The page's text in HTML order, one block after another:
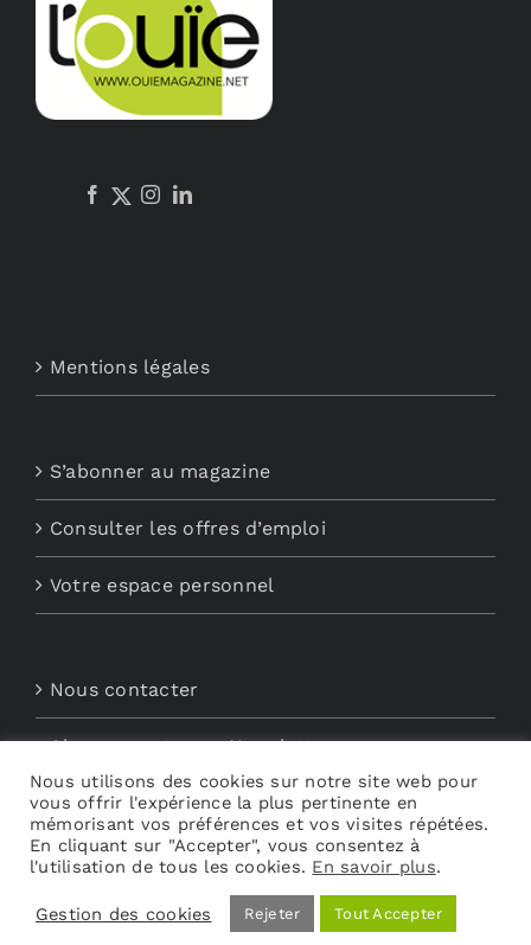
Mentions légales
S’abonner au magazine
Consulter les offres d’emploi
Votre espace personnel
Nous contacter
Abonnements aux Newsletters
Découvrez My Audio
Nous utilisons des cookies sur notre site web pour
vous offrir l'expérience la plus pertinente en
mémorisant vos préférences et vos visites répétées.
En cliquant sur "Accepter", vous consentez à
l'utilisation de tous les cookies. En savoir plus.
Gestion des cookies Rejeter Tout Accepter